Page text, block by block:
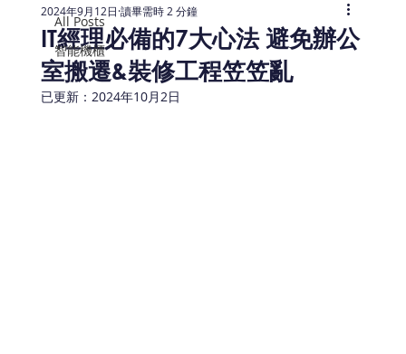
All Posts
智能機櫃
IT經理必備的7大心法 避免辦公
室搬遷&裝修工程笠笠亂
2024年9月12日 讀畢需時 2 分鐘
已更新： 2024年10月2日